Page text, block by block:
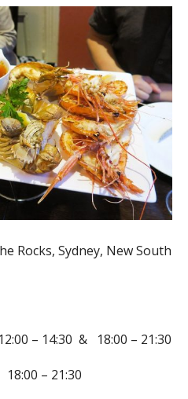
Rocks, Sydney, New South
– 14:30 & 18:00 – 21:30
– 21:30